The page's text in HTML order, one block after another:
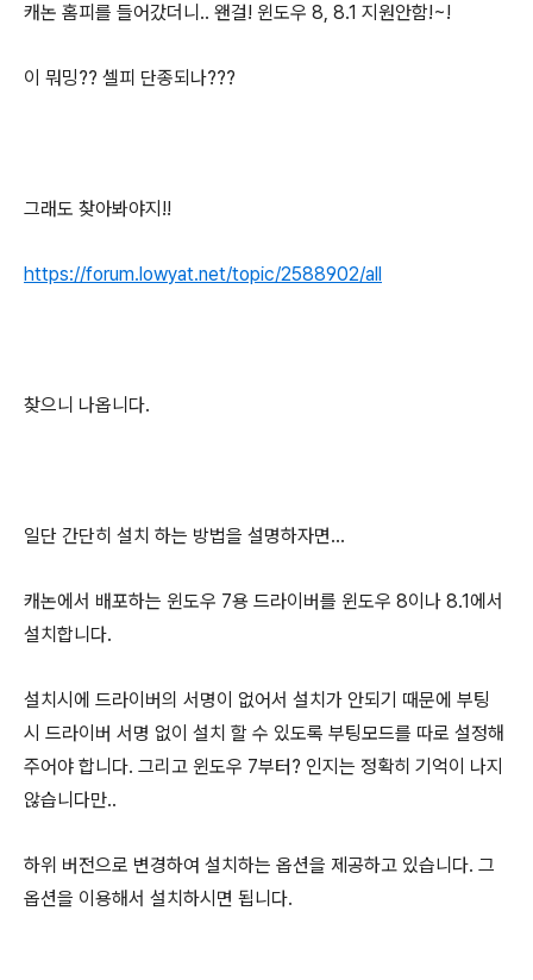
캐논 홈피를 들어갔더니.. 왠걸! 윈도우 8, 8.1 지원안함!~!
이 뭐밍?? 셀피 단종되나???
그래도 찾아봐야지!!
https://forum.lowyat.net/topic/2588902/all
찾으니 나옵니다.
일단 간단히 설치 하는 방법을 설명하자면…
캐논에서 배포하는 윈도우 7용 드라이버를 윈도우 8이나 8.1에서
설치합니다.
설치시에 드라이버의 서명이 없어서 설치가 안되기 때문에 부팅
시 드라이버 서명 없이 설치 할 수 있도록 부팅모드를 따로 설정해
주어야 합니다. 그리고 윈도우 7부터? 인지는 정확히 기억이 나지
않습니다만..
하위 버전으로 변경하여 설치하는 옵션을 제공하고 있습니다. 그
옵션을 이용해서 설치하시면 됩니다.